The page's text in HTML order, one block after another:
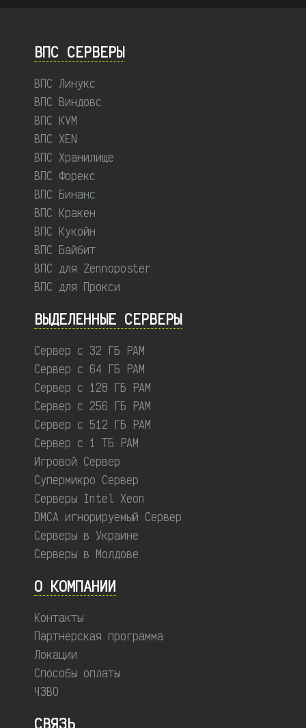
ВПС СЕРВЕРЫ
ВПС Линукс
ВПС Виндовс
ВПС KVM
ВПС XEN
ВПС Хранилище
ВПС Форекс
ВПС Бинанс
ВПС Кракен
ВПС Кукойн
ВПС Байбит
ВПС для Zennoposter
ВПС для Прокси
ВЫДЕЛЕННЫЕ CЕРВЕРЫ
Сервер с 32 ГБ РАМ
Сервер с 64 ГБ РАМ
Сервер с 128 ГБ РАМ
Сервер с 256 ГБ РАМ
Сервер с 512 ГБ РАМ
Сервер с 1 ТБ РАМ
Игровой Сервер
Супермикро Сервер
Серверы Intel Xeon
DMCA игнорируемый Сервер
Серверы в Украине
Серверы в Молдове
О КОМПАНИИ
Контакты
Партнерская программа
Локации
Способы оплаты
ЧЗВО
СВЯЗЬ